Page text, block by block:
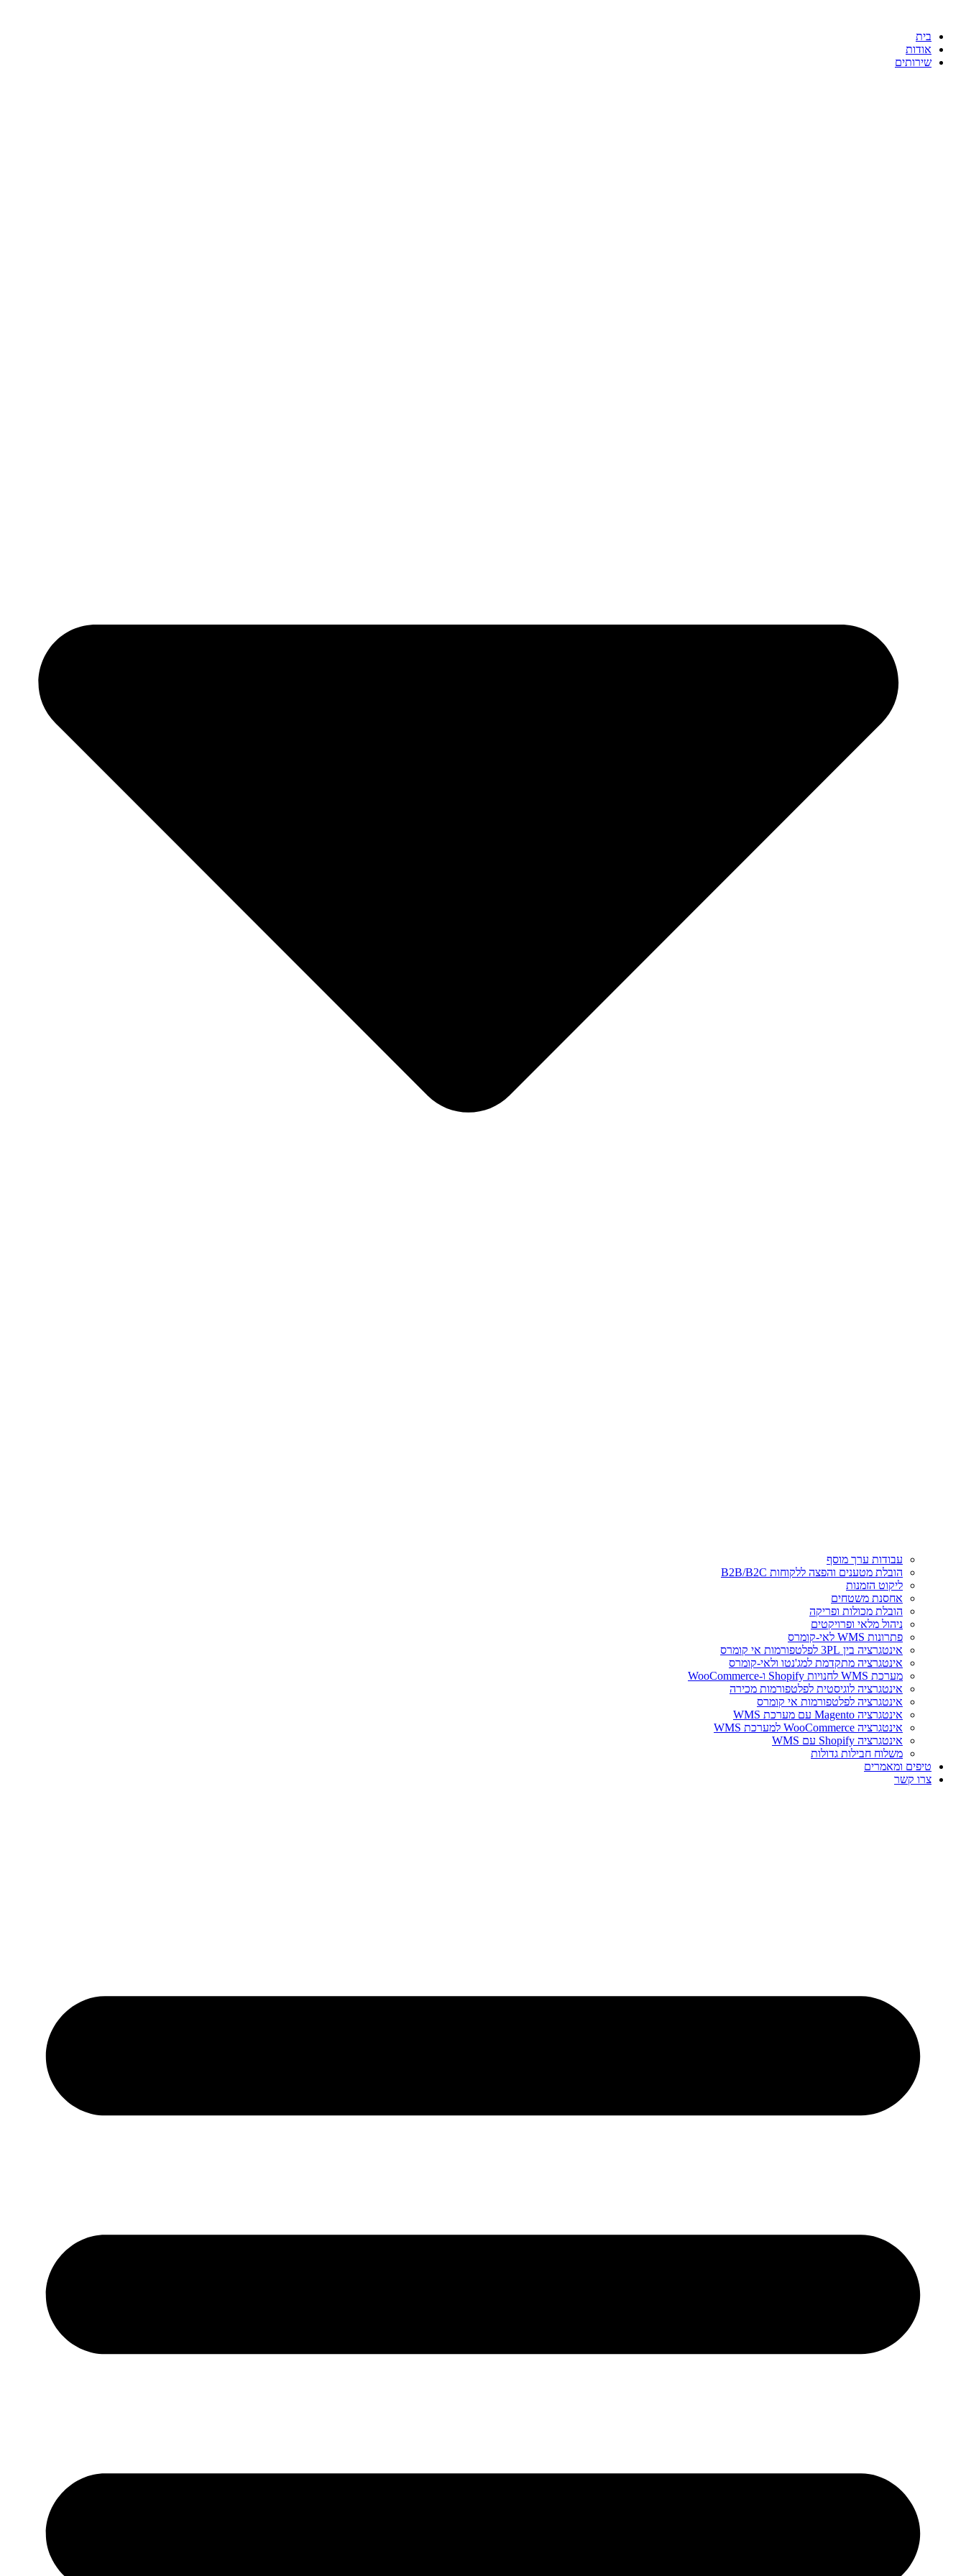
בית
אודות
שירותים
עבודות ערך מוסף
הובלת מטענים והפצה ללקוחות B2B/B2C
ליקוט הזמנות
אחסנת משטחים
הובלת מכולות ופריקה
ניהול מלאי ופרויקטים
פתרונות WMS לאי-קומרס
אינטגרציה בין 3PL לפלטפורמות אי קומרס
אינטגרציה מתקדמת למג'נטו ולאי-קומרס
מערכת WMS לחנויות Shopify ו-WooCommerce
אינטגרציה לוגיסטית לפלטפורמות מכירה
אינטגרציה לפלטפורמות אי קומרס
אינטגרציה Magento עם מערכת WMS
אינטגרציה WooCommerce למערכת WMS
אינטגרציה Shopify עם WMS
משלוח חבילות גדולות
טיפים ומאמרים
צרו קשר